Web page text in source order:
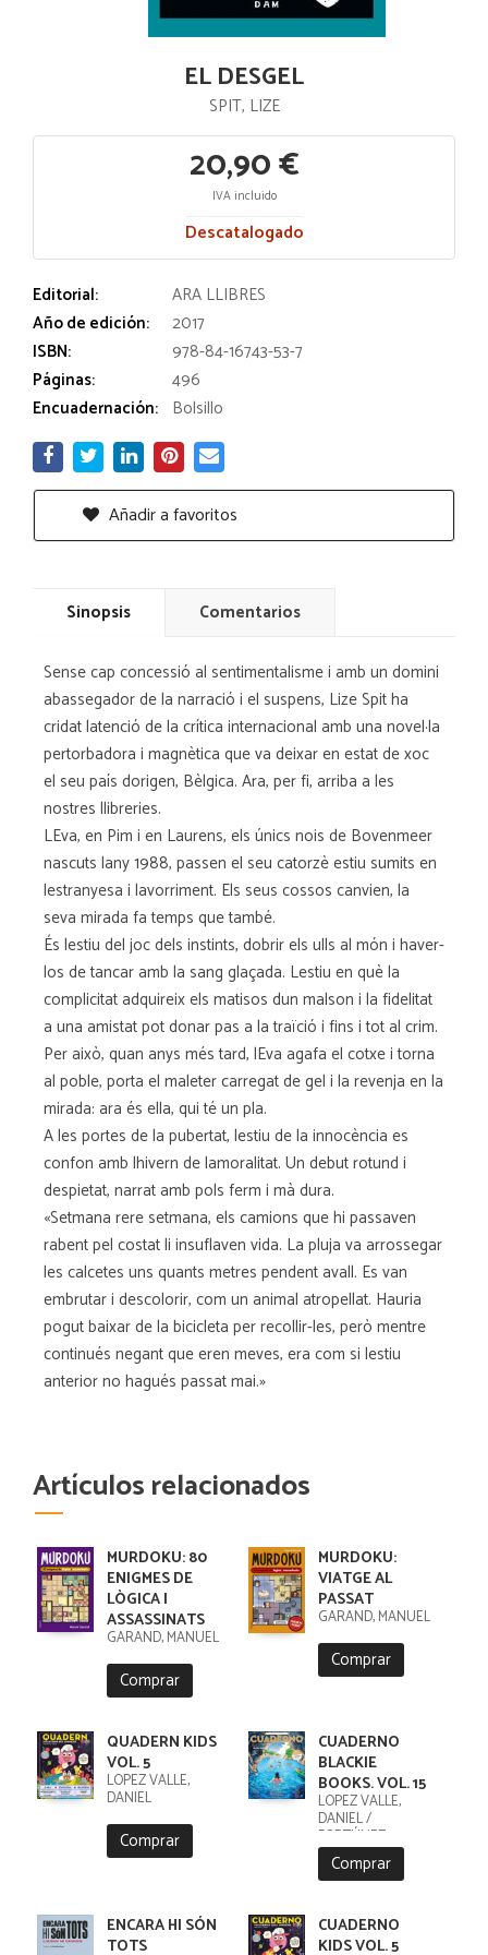
EL DESGEL
SPIT, LIZE
20,90 €
IVA incluido
Descatalogado
Editorial:
ARA LLIBRES
Año de edición:
2017
ISBN:
978-84-16743-53-7
Páginas:
496
Encuadernación: Bolsillo
Añadir a favoritos
Sinopsis Comentarios
Sense cap concessió al sentimentalisme i amb un domini
abassegador de la narració i el suspens, Lize Spit ha
cridat latenció de la crítica internacional amb una novel·la
pertorbadora i magnètica que va deixar en estat de xoc
el seu país dorigen, Bèlgica. Ara, per fi, arriba a les
nostres llibreries.
LEva, en Pim i en Laurens, els únics nois de Bovenmeer
nascuts lany 1988, passen el seu catorzè estiu sumits en
lestranyesa i lavorriment. Els seus cossos canvien, la
seva mirada fa temps que també.
És lestiu del joc dels instints, dobrir els ulls al món i haver-
los de tancar amb la sang glaçada. Lestiu en què la
complicitat adquireix els matisos dun malson i la fidelitat
a una amistat pot donar pas a la traïció i fins i tot al crim.
Per això, quan anys més tard, lEva agafa el cotxe i torna
al poble, porta el maleter carregat de gel i la revenja en la
mirada: ara és ella, qui té un pla.
A les portes de la pubertat, lestiu de la innocència es
confon amb lhivern de lamoralitat. Un debut rotund i
despietat, narrat amb pols ferm i mà dura.
«Setmana rere setmana, els camions que hi passaven
rabent pel costat li insuflaven vida. La pluja va arrossegar
les calcetes uns quants metres pendent avall. Es van
embrutar i descolorir, com un animal atropellat. Hauria
pogut baixar de la bicicleta per recollir-les, però mentre
continués negant que eren meves, era com si lestiu
anterior no hagués passat mai.»
Artículos relacionados
MURDOKU: 80
ENIGMES DE
LÒGICA I
ASSASSINATS
GARAND, MANUEL
Comprar
MURDOKU:
VIATGE AL
PASSAT
GARAND, MANUEL
Comprar
QUADERN KIDS
VOL. 5
LÓPEZ VALLE,
DANIEL
Comprar
CUADERNO
BLACKIE
BOOKS. VOL. 15
LÓPEZ VALLE,
DANIEL /
FORTÚNEZ,
CRISTOBAL
Comprar
ENCARA HI SÓN
TOTS
CUADERNO
KIDS VOL. 5